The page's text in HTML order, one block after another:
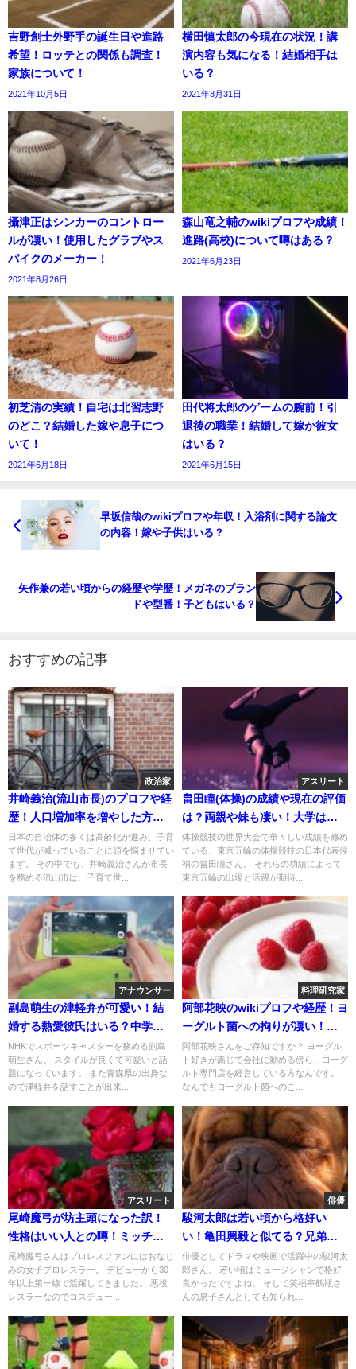
吉野創士外野手の誕生日や進路
希望！ロッテとの関係も調査！
家族について！
2021年10月5日
横田慎太郎の今現在の状況！講
演内容も気になる！結婚相手は
いる？
2021年8月31日
攝津正はシンカーのコントロー
ルが凄い！使用したグラブやス
パイクのメーカー！
2021年8月26日
森山竜之輔のwikiプロフや成績！
進路(高校)について噂はある？
2021年6月23日
初芝清の実績！自宅は北習志野
のどこ？結婚した嫁や息子につ
いて！
2021年6月18日
田代将太郎のゲームの腕前！引
退後の職業！結婚して嫁か彼女
はいる？
2021年6月15日
早坂信哉のwikiプロフや年収！入浴剤に関する論文
の内容！嫁や子供はいる？
矢作兼の若い頃からの経歴や学歴！メガネのブラン
ドや型番！子どもはいる？
おすすめの記事
政治家
井崎義治(流山市長)のプロフや経
歴！人口増加率を増やした方法
も調査！
日本の自治体の多くは高齢化が進み、子育
て世代が減っていることに頭を悩ませてい
ます。 その中でも、井崎義治さんが市長
を務める流山市は、子育て世...
アスリート
畠田瞳(体操)の成績や現在の評価
は？両親や妹も凄い！大学はど
こ？
体操競技の世界大会で華々しい成績を修め
ている、東京五輪の体操競技の日本代表候
補の畠田瞳さん。 それらの功績によって
東京五輪の出場と活躍が期待...
アナウンサー
副島萌生の津軽弁が可愛い！結
婚する熱愛彼氏はいる？中学校
はどこ？
NHKでスポーツキャスターを務める副島
萌生さん。 スタイルが良くて可愛いと話
題になっています。 また青森県の出身な
ので津軽弁を話すことが出来...
料理研究家
阿部花映のwikiプロフや経歴！ヨ
ーグルト菌への拘りが凄い！お
店の場所はどこ？
阿部花映さんをご存知ですか？ ヨーグル
ト好きが嵩じて会社に勤める傍ら、ヨーグ
ルト専門店を経営している方なんです。
なんでもヨーグルト菌へのこ...
アスリート
尾崎魔弓が坊主頭になった訳！
性格はいい人との噂！ミッチー
砂辺との関係！
尾崎魔弓さんはプロレスファンにはおなじ
みの女子プロレスラー。 デビューから30
年以上第一線で活躍してきました。 悪役
レスラーなのでコスチュー...
俳優
駿河太郎は若い頃から格好い
い！亀田興毅と似てる？兄弟は
いる？
俳優としてドラマや映画で活躍中の駿河太
郎さん。 若い頃はミュージシャンで格好
良かったですよね。 そして笑福亭鶴瓶さ
んの息子さんとしても知られ...